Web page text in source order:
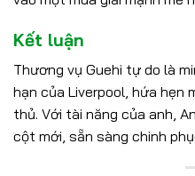
Kết luận
Thương vụ Guehi tự do là
hạn của Liverpool, hứa hẹn
thủ. Với tài năng của anh,
cột mới, sẵn sàng chinh